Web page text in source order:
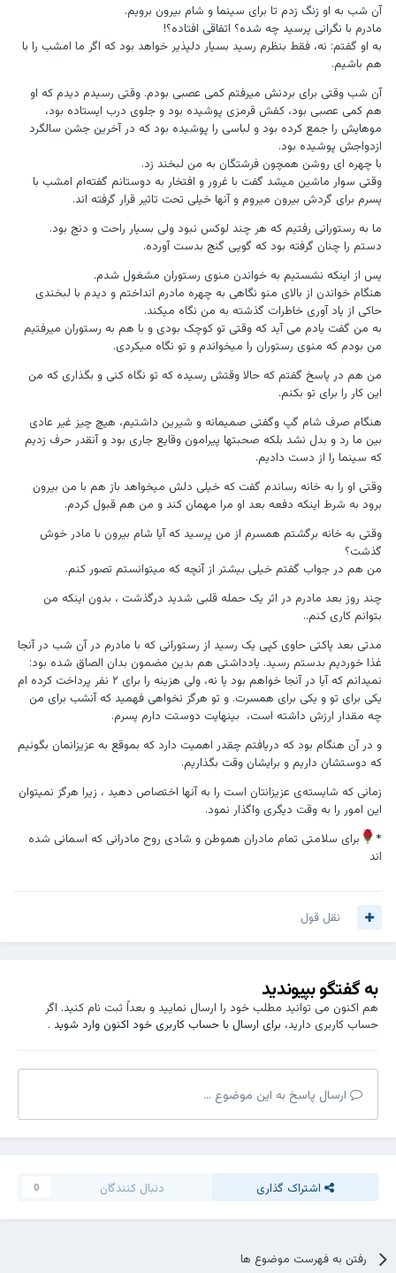
آن شب به او زنگ زدم تا برای سینما و شام بیرون برویم.
مادرم با نگرانی پرسید چه شده؟ اتفاقی افتاده؟!
به او گفتم: نه، فقط بنظرم رسید بسیار دلپذیر خواهد بود که اگر ما امشب را با
هم باشیم.
آن شب وقتی برای بردنش میرفتم کمی عصبی بودم. وقتی رسیدم دیدم که او
هم کمی عصبی بود، کفش قرمزی پوشیده بود و جلوی درب ایستاده بود،
موهایش را جمع کرده بود و لباسی را پوشیده بود که در آخرین جشن سالگرد
ازدواجش پوشیده بود.
با چهره ای روشن همچون فرشتگان به من لبخند زد.
وقتی سوار ماشین میشد گفت با غرور و افتخار به دوستانم گفته‌ام امشب با
پسرم برای گردش بیرون میروم و آنها خیلی تحت تاثیر قرار گرفته اند.
ما به رستورانی رفتیم که هر چند لوکس نبود ولی بسیار راحت و دنج بود.
دستم را چنان گرفته بود که گویی گنج بدست آورده.
پس از اینکه نشستیم به خواندن منوی رستوران مشغول شدم.
هنگام خواندن از بالای منو نگاهی به چهره مادرم انداختم و دیدم با لبخندی
حاکی از یاد آوری خاطرات گذشته به من نگاه میکند.
به من گفت یادم می آید که وقتی تو کوچک بودی و با هم به رستوران میرفتیم
من بودم که منوی رستوران را میخواندم و تو نگاه میکردی.
من هم در پاسخ گفتم که حالا وقتش رسیده که تو نگاه کنی و بگذاری که من
این کار را برای تو بکنم.
هنگام صرف شام گپ وگفتی صمیمانه و شیرین داشتیم، هیچ چیز غیر عادی
بین ما رد و بدل نشد بلکه صحبتها پیرامون وقایع جاری بود و آنقدر حرف زدیم
که سینما را از دست دادیم.
وقتی او را به خانه رساندم گفت که خیلی دلش میخواهد باز هم با من بیرون
برود به شرط اینکه دفعه بعد او مرا مهمان کند و من هم قبول کردم.
وقتی به خانه برگشتم همسرم از من پرسید که آیا شام بیرون با مادر خوش
گذشت؟
من هم در جواب گفتم خیلی بیشتر از آنچه که میتوانستم تصور کنم.
چند روز بعد مادرم در اثر یک حمله قلبی شدید درگذشت ، بدون اینکه من
بتوانم کاری کنم..
مدتی بعد پاکتی حاوی کپی یک رسید از رستورانی که با مادرم در آن شب در آنجا
غذا خوردیم بدستم رسید. یادداشتی هم بدین مضمون بدان الصاق شده بود:
نمیدانم که آیا در آنجا خواهم بود یا نه، ولی هزینه را برای ۲ نفر پرداخت کرده ام
یکی برای تو و یکی برای همسرت. و تو هرگز نخواهی فهمید که آنشب برای من
چه مقدار ارزش داشته است، بینهایت دوستت دارم پسرم.
و در آن هنگام بود که دریافتم چقدر اهمیت دارد که بموقع به عزیزانمان بگوئیم
که دوستشان داریم و برایشان وقت بگذاریم.
زمانی که شایسته‌ی عزیزانتان است را به آنها اختصاص دهید ، زیرا هرگز نمیتوان
این امور را به وقت دیگری واگذار نمود.
*
برای سلامتی تمام مادران هموطن و شادی روح مادرانی که اسمانی شده
اند
نقل قول
به گفتگو بپیوندید
هم اکنون می توانید مطلب خود را ارسال نمایید و بعداً ثبت نام کنید. اگر
حساب کاربری دارید، برای ارسال با حساب کاربری خود اکنون وارد شوید.
ارسال پاسخ به این موضوع ...
اشتراک گذاری دنبال کنندگان 0
رفتن به فهرست موضوع ها